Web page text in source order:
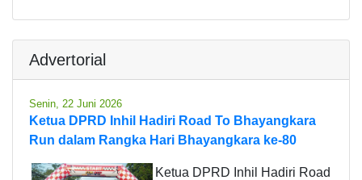
Advertorial
Senin, 22 Juni 2026
Ketua DPRD Inhil Hadiri Road To Bhayangkara
Run dalam Rangka Hari Bhayangkara ke-80
Ketua DPRD Inhil Hadiri Road